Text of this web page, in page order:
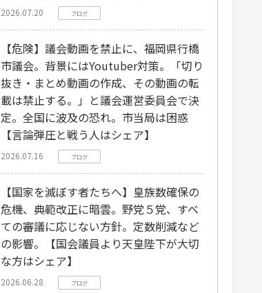
2026.07.20 ブログ
【危険】議会動画を禁止に、福岡県行橋
市議会。背景にはYoutuber対策。「切り
抜き・まとめ動画の作成、その動画の転
載は禁止する。」と議会運営委員会で決
定。全国に波及の恐れ。市当局は困惑
【言論弾圧と戦う人はシェア】
2026.07.16 ブログ
【国家を滅ぼす者たちへ】皇族数確保の
危機、典範改正に暗雲。野党５党、すべ
ての審議に応じない方針。定数削減など
の影響。【国会議員より天皇陛下が大切
な方はシェア】
2026.06.28 ブログ